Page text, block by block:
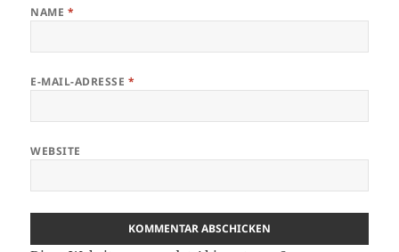
NAME *
E-MAIL-ADRESSE *
WEBSITE